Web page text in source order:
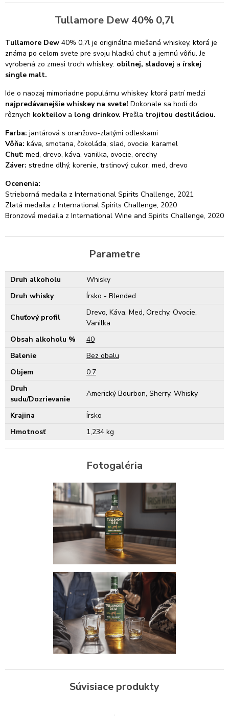
Tullamore Dew 40% 0,7l
Tullamore Dew 40% 0,7l je originálna miešaná whiskey, ktorá je
známa po celom svete pre svoju hladkú chuť a jemnú vôňu. Je
vyrobená zo zmesi troch whiskey: obilnej, sladovej a írskej
single malt.
Ide o naozaj mimoriadne populárnu whiskey, ktorá patrí medzi
najpredávanejšie whiskey na svete! Dokonale sa hodí do
rôznych kokteilova long drinkov. Prešla trojitou destiláciou.
Farba: jantárová s oranžovo-zlatými odleskami
Vôňa: káva, smotana, čokoláda, slad, ovocie, karamel
Chuť: med, drevo, káva, vanilka, ovocie, orechy
Záver: stredne dlhý, korenie, trstinový cukor, med, drevo
Ocenenia:
Strieborná medaila z International Spirits Challenge, 2021
Zlatá medaila z International Spirits Challenge, 2020
Bronzová medaila z International Wine and Spirits Challenge, 2020
Parametre
Druh alkoholu
Whisky
Druh whisky
Írsko - Blended
Chuťový profil
Drevo, Káva, Med, Orechy, Ovocie,
Vanilka
Obsah alkoholu %
40
Balenie
Bez obalu
Objem
0.7
Druh
sudu/Dozrievanie
Americký Bourbon, Sherry, Whisky
Krajina
Írsko
Hmotnosť
1,234 kg
Fotogaléria
Súvisiace produkty